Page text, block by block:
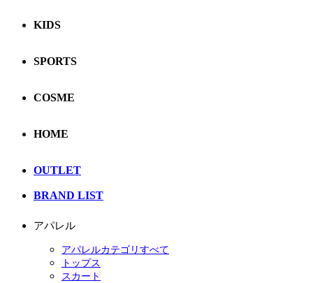
KIDS
SPORTS
COSME
HOME
OUTLET
BRAND LIST
アパレル
アパレルカテゴリすべて
トップス
スカート